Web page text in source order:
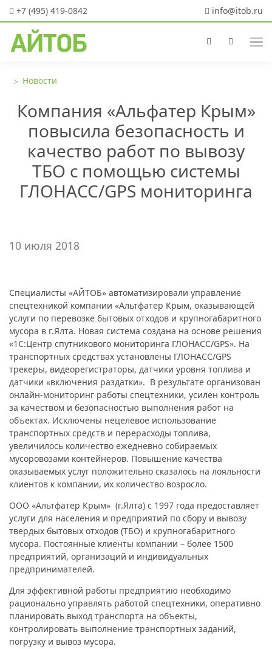
+7 (495) 419-0842 info@itob.ru
Новости
Компания «Альфатер Крым»
повысила безопасность и
качество работ по вывозу
ТБО с помощью системы
ГЛОНАСС/GPS мониторинга
10 июля 2018
Специалисты «АЙТОБ» автоматизировали управление
спецтехникой компании «Альтфатер Крым, оказывающей
услуги по перевозке бытовых отходов и крупногабаритного
мусора в г.Ялта. Новая система создана на основе решения
«1С:Центр спутникового мониторинга ГЛОНАСС/GPS». На
транспортных средствах установлены ГЛОНАСС/GPS
трекеры, видеорегистраторы, датчики уровня топлива и
датчики «включения раздатки». В результате организован
онлайн-мониторинг работы спецтехники, усилен контроль
за качеством и безопасностью выполнения работ на
объектах. Исключены нецелевое использование
транспортных средств и перерасходы топлива,
увеличилось количество ежедневно собираемых
мусоровозами контейнеров. Повышение качества
оказываемых услуг положительно сказалось на лояльности
клиентов к компании, их количество возросло.
ООО «Альтфатер Крым» (г.Ялта) с 1997 года предоставляет
услуги для населения и предприятий по сбору и вывозу
твердых бытовых отходов (ТБО) и крупногабаритного
мусора. Постоянные клиенты компании – более 1500
предприятий, организаций и индивидуальных
предпринимателей.
Для эффективной работы предприятию необходимо
рационально управлять работой спецтехники, оперативно
планировать выход транспорта на объекты,
контролировать выполнение транспортных заданий,
погрузку и вывоз мусора.